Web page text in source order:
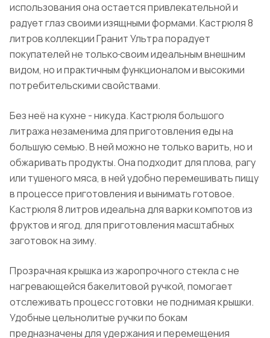
использования она остается привлекательной и
радует глаз своими изящными формами.Кастрюля 8
литров коллекцииГранитУльтра порадует
покупателей не толькосвоим идеальным внешним
видом, но и практичным функционалом и высокими
потребительскими свойствами.
Без неё на кухне - никуда. Кастрюля большого
литража незаменима для приготовления еды на
большую семью. В ней можно не только варить, но и
обжаривать продукты. Она подходит для плова, рагу
или тушеного мяса, в ней удобно перемешивать пищу
в процессе приготовления и вынимать готовое.
Кастрюля 8 литров идеальна для варки компотов из
фруктов и ягод, для приготовления масштабных
заготовок на зиму.
Прозрачная крышка из жаропрочного стекла с не
нагревающейся бакелитовой ручкой, помогает
отслеживать процессготовки неподнимая крышки.
Удобные цельнолитые ручки по бокам
предназначены для удержания и перемещения